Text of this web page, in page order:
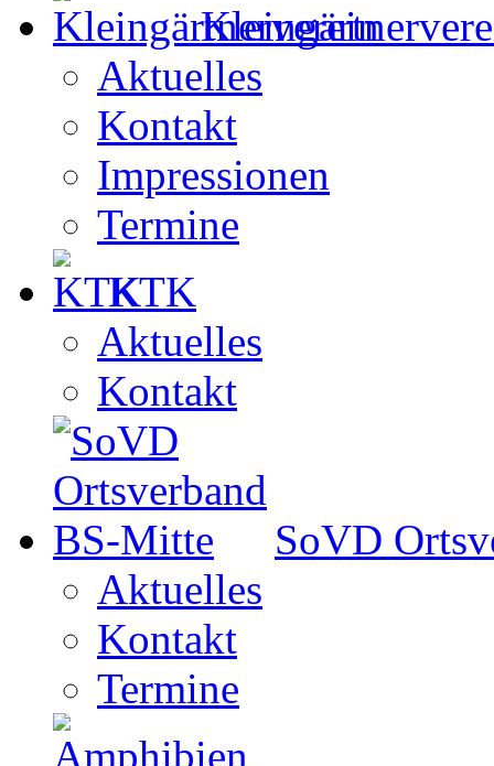
Aktuelles
Kontakt
Impressionen
Termine
KTK
Aktuelles
Kontakt
SoVD
Aktuelles
Kontakt
Termine